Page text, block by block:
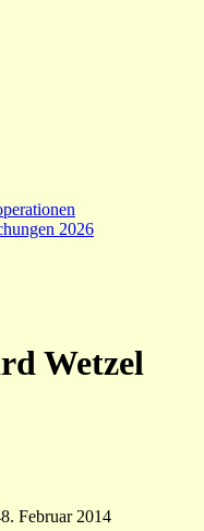
2026
Wetzel
8. Februar 2014